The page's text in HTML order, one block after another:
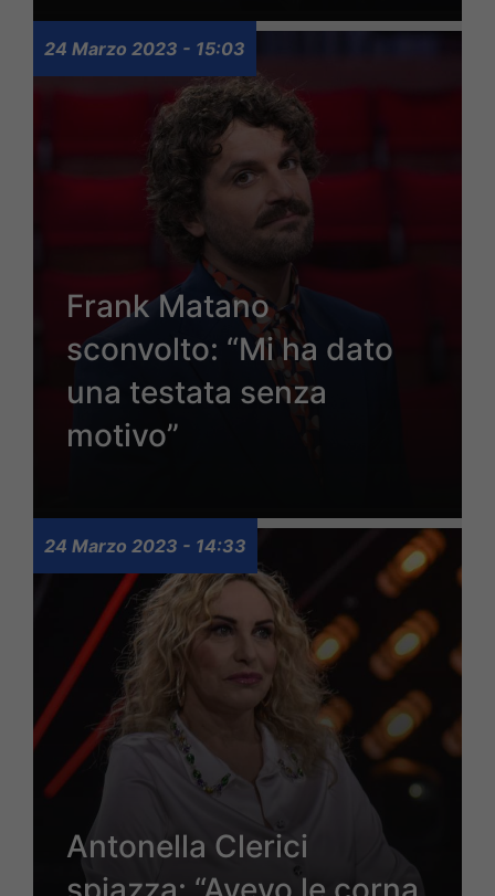
24 Marzo 2023 - 15:03
Frank Matano
sconvolto: “Mi ha dato
una testata senza
motivo”
24 Marzo 2023 - 14:33
Antonella Clerici